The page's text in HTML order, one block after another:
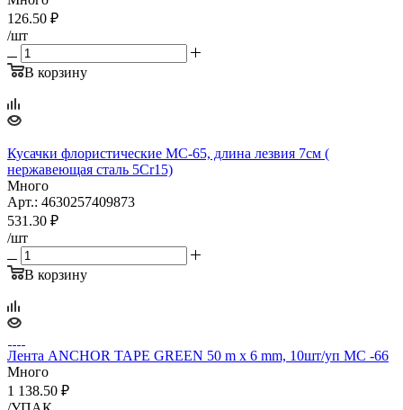
126.50 ₽
/шт
В корзину
Кусачки флористические МС-65, длина лезвия 7см (
нержавеющая сталь 5Cr15)
Много
Арт.: 4630257409873
531.30 ₽
/шт
В корзину
Лента ANCHOR TAPE GREEN 50 m x 6 mm, 10шт/уп МС -66
Много
1 138.50 ₽